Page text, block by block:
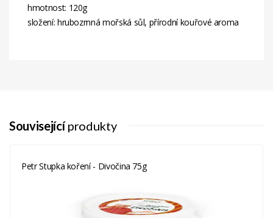
hmotnost: 120g
složení: hrubozrnná mořská sůl, přírodní kouřové aroma
Související produkty
Petr Stupka koření - Divočina 75g